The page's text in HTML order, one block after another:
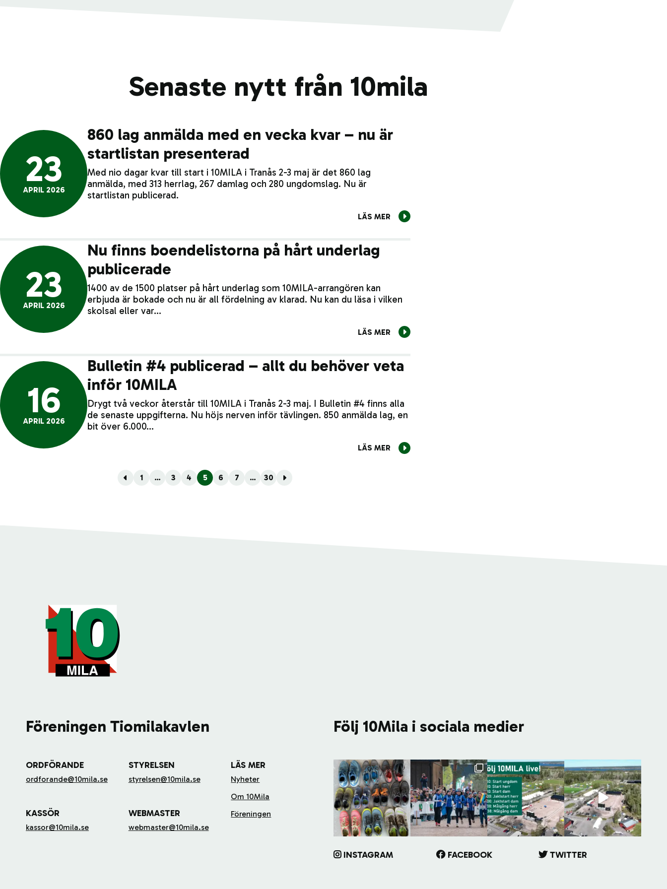
Senaste nytt från 10mila
23
APRIL 2026
860 lag anmälda med en vecka kvar – nu är
startlistan presenterad
Med nio dagar kvar till start i 10MILA i Tranås 2-3 maj är det 860 lag
anmälda, med 313 herrlag, 267 damlag och 280 ungdomslag. Nu är
startlistan publicerad.
LÄS MER
23
APRIL 2026
Nu finns boendelistorna på hårt underlag
publicerade
1400 av de 1500 platser på hårt underlag som 10MILA-arrangören kan
erbjuda är bokade och nu är all fördelning av klarad. Nu kan du läsa i vilken
skolsal eller var…
LÄS MER
16
APRIL 2026
Bulletin #4 publicerad – allt du behöver veta
inför 10MILA
Drygt två veckor återstår till 10MILA i Tranås 2-3 maj. I Bulletin #4 finns alla
de senaste uppgifterna. Nu höjs nerven inför tävlingen. 850 anmälda lag, en
bit över 6.000…
LÄS MER
1 … 3 4 5 6 7 … 30
Föreningen Tiomilakavlen
ORDFÖRANDE
ordforande@10mila.se
KASSÖR
kassor@10mila.se
STYRELSEN
styrelsen@10mila.se
WEBMASTER
webmaster@10mila.se
LÄS MER
Nyheter
Om 10Mila
Föreningen
Följ 10Mila i sociala medier
INSTAGRAM FACEBOOK TWITTER